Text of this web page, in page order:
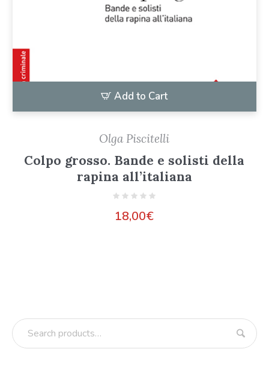
Add to Cart
Olga Piscitelli
Colpo grosso. Bande e solisti della
rapina all’italiana
18,00€